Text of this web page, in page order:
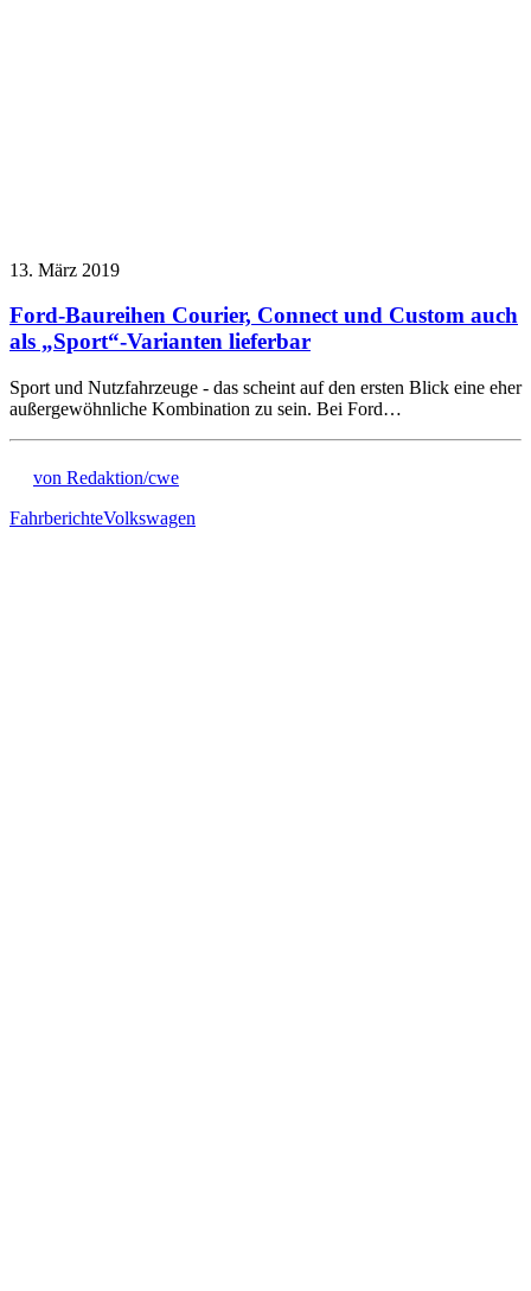
13. März 2019
Ford-Baureihen Courier, Connect und Custom auch
als „Sport“-Varianten lieferbar
Sport und Nutzfahrzeuge - das scheint auf den ersten Blick eine eher
außergewöhnliche Kombination zu sein. Bei Ford…
von Redaktion/cwe
FahrberichteVolkswagen